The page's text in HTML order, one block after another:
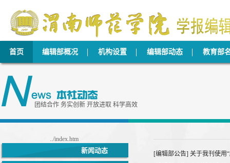
首页 编辑部概况 机构设置 编辑部动态 教育部
团结合作 务实创新 开放进取 科学高效
../index.htm
新闻动态 [编辑部公告] 关于我刊使用